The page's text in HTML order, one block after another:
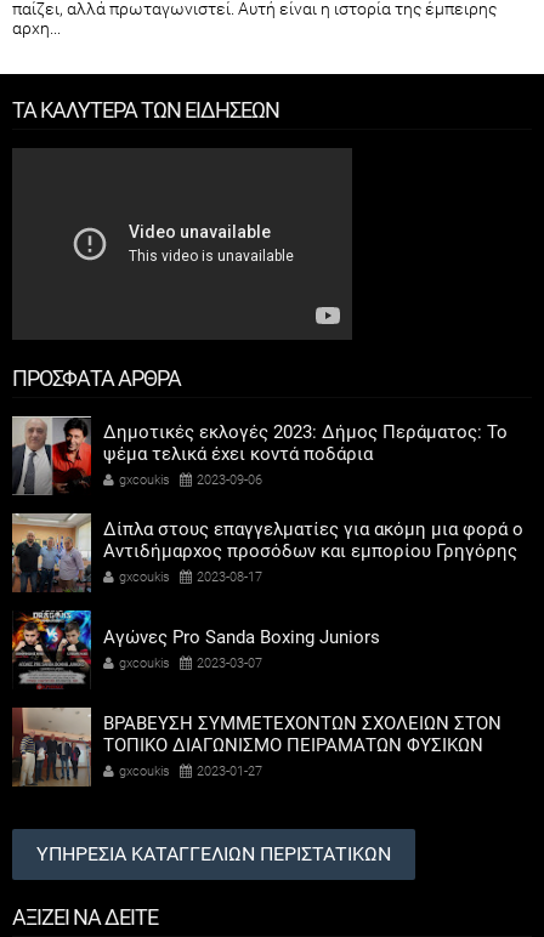
παίζει, αλλά πρωταγωνιστεί. Αυτή είναι η ιστορία της έμπειρης
αρχη...
ΤΑ ΚΑΛΥΤΕΡΑ ΤΩΝ ΕΙΔΗΣΕΩΝ
ΠΡΟΣΦΑΤΑ ΑΡΘΡΑ
Δημοτικές εκλογές 2023: Δήμος Περάματος: Το
ψέμα τελικά έχει κοντά ποδάρια
gxcoukis 2023-09-06
Δίπλα στους επαγγελματίες για ακόμη μια φορά ο
Αντιδήμαρχος προσόδων και εμπορίου Γρηγόρης
Καψοκόλης
gxcoukis 2023-08-17
Αγώνες Pro Sanda Boxing Juniors
gxcoukis 2023-03-07
ΒΡΑΒΕΥΣΗ ΣΥΜΜΕΤΕΧΟΝΤΩΝ ΣΧΟΛΕΙΩΝ ΣΤΟΝ
ΤΟΠΙΚΟ ΔΙΑΓΩΝΙΣΜΟ ΠΕΙΡΑΜΑΤΩΝ ΦΥΣΙΚΩΝ
ΕΠΙΣΤΗΜΩΝ
gxcoukis 2023-01-27
ΥΠΗΡΕΣΙΑ ΚΑΤΑΓΓΕΛΙΩΝ ΠΕΡΙΣΤΑΤΙΚΩΝ
ΑΞΙΖΕΙ ΝΑ ΔΕΙΤΕ